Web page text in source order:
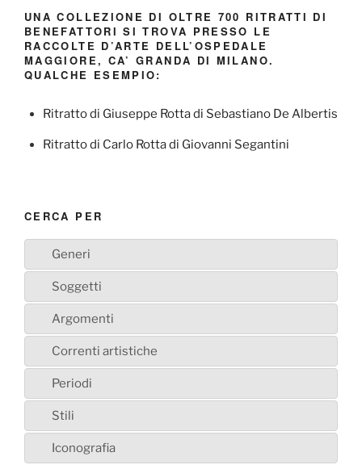
UNA COLLEZIONE DI OLTRE 700 RITRATTI DI
BENEFATTORI SI TROVA PRESSO LE
RACCOLTE D’ARTE DELL’OSPEDALE
MAGGIORE, CA’ GRANDA DI MILANO.
QUALCHE ESEMPIO:
Ritratto di Giuseppe Rotta di Sebastiano De Albertis
Ritratto di Carlo Rotta di Giovanni Segantini
CERCA PER
Generi
Soggetti
Argomenti
Correnti artistiche
Periodi
Stili
Iconografia